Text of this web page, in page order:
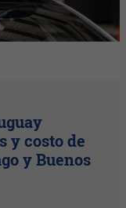
y costo de
y Buenos